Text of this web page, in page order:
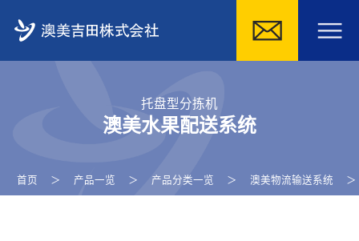
托盘型分拣机
澳美水果配送系统
首页 ＞ 产品一览 ＞ 产品分类一览 ＞ 澳美物流输送系统